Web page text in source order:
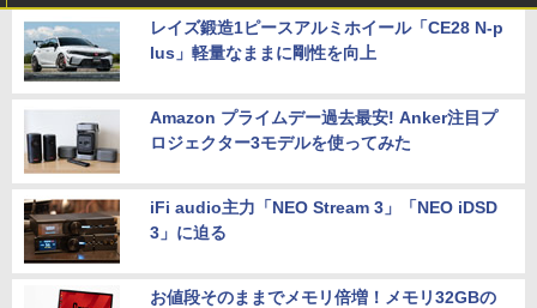
レイズ鍛造1ピースアルミホイール「CE28 N-p
lus」軽量なままに剛性を向上
Amazon プライムデー過去最安! Anker注目プ
ロジェクター3モデルを使ってみた
iFi audio主力「NEO Stream 3」「NEO iDSD
3」に迫る
お値段そのままでメモリ倍増！メモリ32GBの